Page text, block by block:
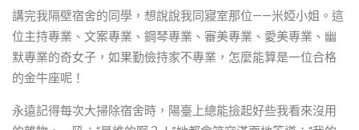
講完我隔壁宿舍的同學，想說說我同寢室那位——米婭小姐。這
位主持專業、文案專業、鋼琴專業、審美專業、愛美專業、幽
默專業的奇女子，如果勤儉持家不專業，怎麼能算是一位合格
的金牛座呢！
永遠記得每次大掃除宿舍時，陽臺上總能撿起好些我看來沒用